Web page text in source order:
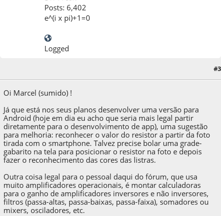
Posts: 6,402
e^(i x pi)+1=0
Logged
#3
Oi Marcel (sumido) !
Já que está nos seus planos desenvolver uma versão para
Android (hoje em dia eu acho que seria mais legal partir
diretamente para o desenvolvimento de app), uma sugestão
para melhoria: reconhecer o valor do resistor a partir da foto
tirada com o smartphone. Talvez precise bolar uma grade-
gabarito na tela para posicionar o resistor na foto e depois
fazer o reconhecimento das cores das listras.
Outra coisa legal para o pessoal daqui do fórum, que usa
muito amplificadores operacionais, é montar calculadoras
para o ganho de amplificadores inversores e não inversores,
filtros (passa-altas, passa-baixas, passa-faixa), somadores ou
mixers, osciladores, etc.